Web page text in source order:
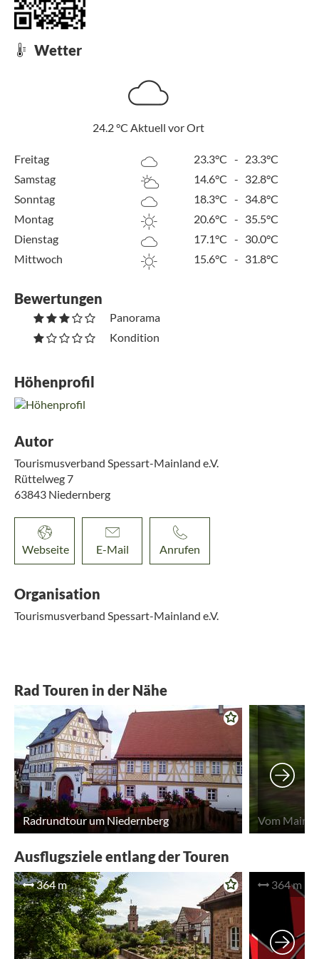
Wetter
24.2°C Aktuell vor Ort
Freitag 23.3°C - 23.3°C
Samstag
14.6°C - 32.8°C
Sonntag
18.3°C - 34.8°C
Montag
20.6°C - 35.5°C
Dienstag
17.1°C - 30.0°C
Mittwoch
15.6°C - 31.8°C
Bewertungen
Panorama
Kondition
Höhenprofil
Autor
Tourismusverband Spessart-Mainland e.V.
Rüttelweg 7
63843 Niedernberg
Webseite E-Mail Anrufen
Organisation
Tourismusverband Spessart-Mainland e.V.
Rad Touren in der Nähe
Radrundtour um Niedernberg
Ausflugsziele entlang der Touren
364 m 364 m